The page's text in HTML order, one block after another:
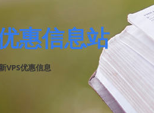
惠信息站
VPS优惠信息